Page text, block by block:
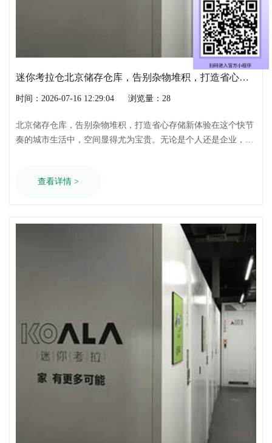
迷你考拉仓北京储存仓库，告别杂物堆积，打造省心存储新体验
时间：2026-07-16 12:29:04 浏览量：28
北京储存仓库，告别杂物堆积，打造省心存储新体验在这个快节
奏的城市生活中，空间显得尤为宝贵。无论是个人还是企业，都
物堆积，空间释放新可能随着生活水平的提高，我们的家中逐渐
查看详情 >